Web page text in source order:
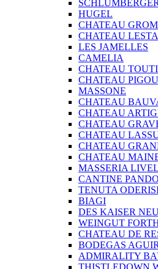
SCHLUMBERGER
HUGEL
CHATEAU
CHATEAU
LES JAMELLES
CAMELIA
CHATEAU
CHATEAU
MASSONE
CHATEAU
CHATEAU
CHATEAU
CHATEAU
CHATEAU
CHATEAU
MASSERIA
CANTINE
TENUTA
BIAGI
DES KAISER
WEINGUT
CHATEAU DE
BODEGAS
ADMIRALITY
THISTLEDOWN